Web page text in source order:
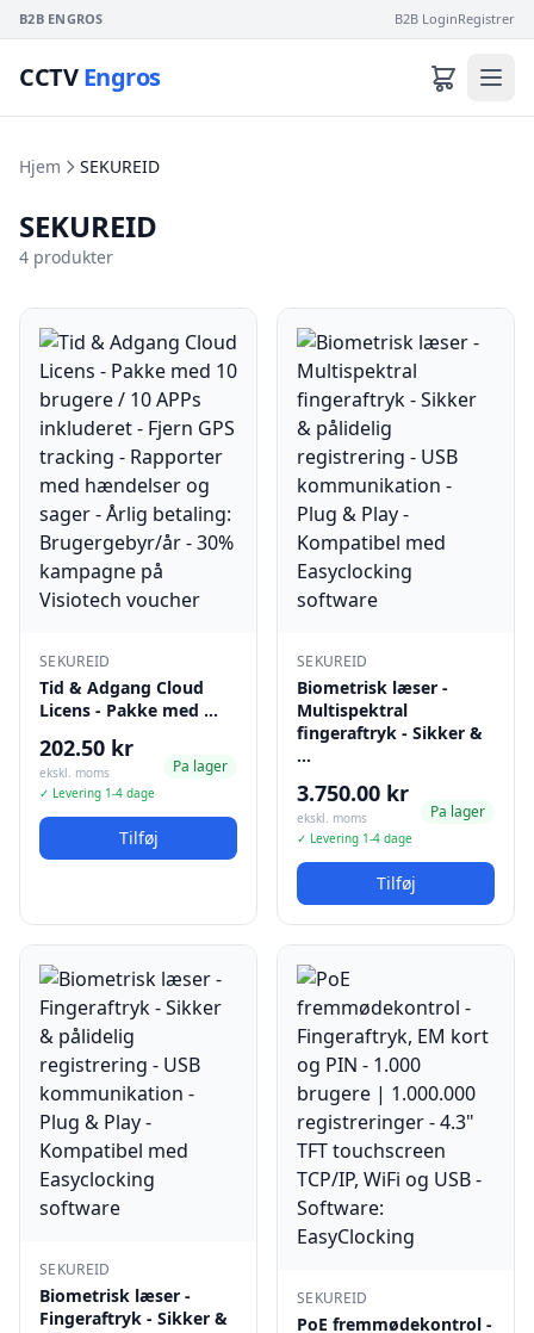
B2B ENGROS B2B LoginRegistrer
CCTVEngros
Hjem SEKUREID
SEKUREID
4 produkter
SEKUREID
Tid & Adgang Cloud
Licens - Pakke med …
202.50 kr
ekskl. moms
✓ Levering 1-4 dage
Pa lager
Tilføj
SEKUREID
Biometrisk læser -
Multispektral
fingeraftryk - Sikker &
…
3.750.00 kr
ekskl. moms
✓ Levering 1-4 dage
Pa lager
Tilføj
SEKUREID
Biometrisk læser -
Fingeraftryk - Sikker &
SEKUREID
PoE fremmødekontrol -